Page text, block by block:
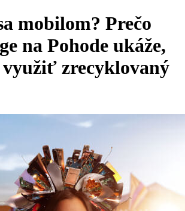
mobilom? Prečo
na Pohode ukáže,
využiť zrecyklovaný